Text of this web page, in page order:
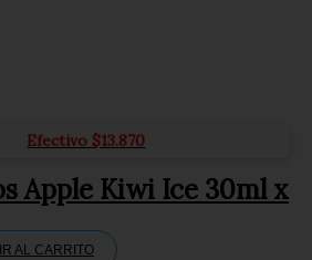
Efectivo $13.870
Apple Kiwi Ice 30ml x
AL CARRITO